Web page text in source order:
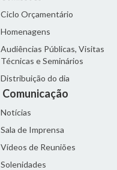
Ciclo Orçamentário
Homenagens
Audiências Públicas, Visitas
Técnicas e Seminários
Distribuição do dia
Comunicação
Notícias
Sala de Imprensa
Vídeos de Reuniões
Solenidades